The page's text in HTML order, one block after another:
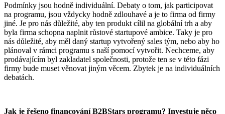
Podmínky jsou hodně individuální. Debaty o tom, jak participovat
na programu, jsou vždycky hodně zdlouhavé a je to firma od firmy
jiné. Je pro nás důležité, aby ten produkt cílil na globální trh a aby
byla firma schopna naplnit růstové startupové ambice. Taky je pro
nás důležité, aby měl daný startup vytvořený sales tým, nebo aby ho
plánoval v rámci programu s naší pomocí vytvořit. Nechceme, aby
prodávajícím byl zakladatel společnosti, protože ten se v této fázi
firmy bude muset věnovat jiným věcem. Zbytek je na individuálních
debatách.
Jak je řešeno financování B2BStars programu? Investuje něco